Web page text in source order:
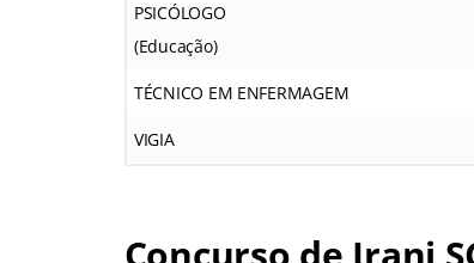
PSICÓLOGO
(Educação)
TÉCNICO EM ENFERMAGEM
VIGIA